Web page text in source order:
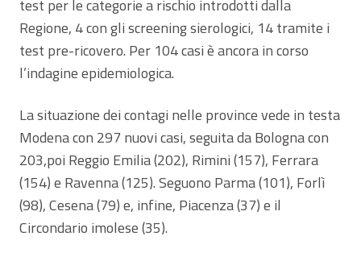
test per le categorie a rischio introdotti dalla
Regione, 4 con gli screening sierologici, 14 tramite i
test pre-ricovero. Per 104 casi è ancora in corso
l’indagine epidemiologica.
La situazione dei contagi nelle province vede in testa
Modena con 297 nuovi casi, seguita da Bologna con
203,poi Reggio Emilia (202), Rimini (157), Ferrara
(154) e Ravenna (125). Seguono Parma (101), Forlì
(98), Cesena (79) e, infine, Piacenza (37) e il
Circondario imolese (35).